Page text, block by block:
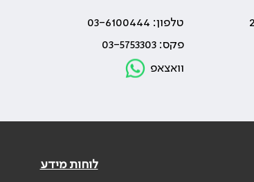
טלפון: 03-6100444
פקס: 03-5753303
וואצאפ
לוחות מידע